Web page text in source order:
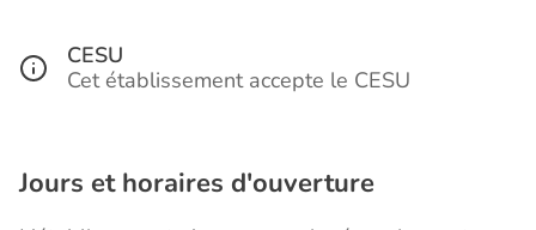
CESU
Cet établissement accepte le CESU
Jours et horaires d'ouverture